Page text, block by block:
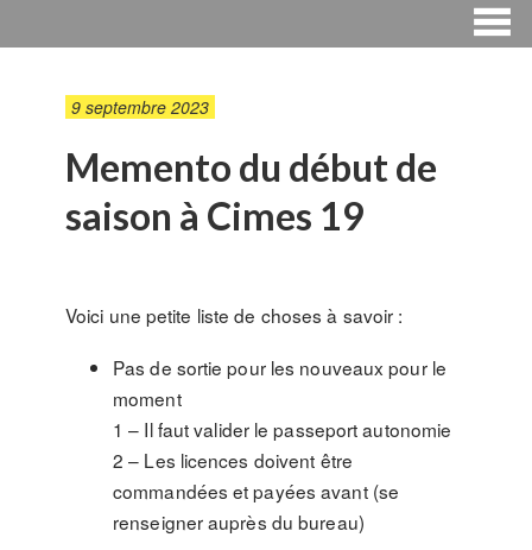
9 septembre 2023
Memento du début de
saison à Cimes 19
Voici une petite liste de choses à savoir :
Pas de sortie pour les nouveaux pour le
moment
1 – Il faut valider le passeport autonomie
2 – Les licences doivent être
commandées et payées avant (se
renseigner auprès du bureau)